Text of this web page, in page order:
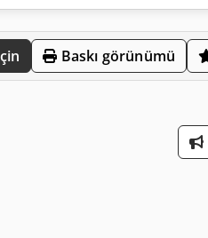
Baskı görünümü